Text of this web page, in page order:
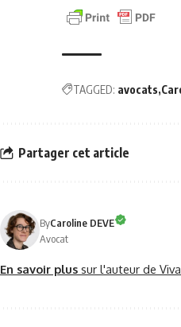
TAGGED: avocats
Partager cet article
ByCaroline DEVE
Avocat
En savoir plus sur l'auteur de